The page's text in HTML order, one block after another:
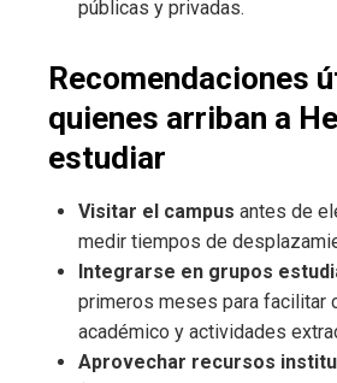
públicas y privadas.
Recomendaciones
quienes arriban a
estudiar
Visitar el campus antes de
medir tiempos de
Integrarse en grupos
primeros meses para facilitar
académico y actividades
Aprovechar recursos